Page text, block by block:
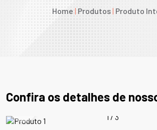
Home | Produtos| Produto
Confira os detalhes de
1 / 3